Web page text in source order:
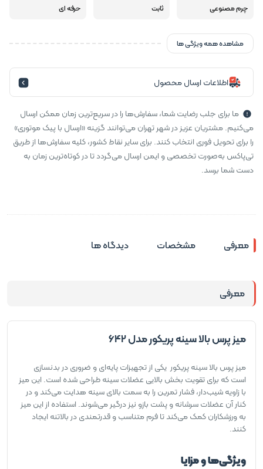
چرم مصنوعی
ثابت
حرفه ای
مشاهده همه ویژگی ها
اطلاعات ارسال محصول
ما برای جلب رضایت شما، سفارش‌ها را در سریع‌ترین زمان ممکن ارسال
می‌کنیم. مشتریان عزیز در شهر تهران می‌توانند گزینه «ارسال با پیک موتوری»
را برای تحویل فوری انتخاب کنند. برای سایر نقاط کشور، کلیه سفارش‌ها از طریق
تی‌پاکس به‌صورت تخصصی و ایمن ارسال می‌گردد تا در کوتاه‌ترین زمان به
دست شما برسد.
معرفی مشخصات دیدگاه ها
معرفی
میز پرس بالا سینه پریکور مدل 642
میز پرس بالا سینه پریکور یکی از تجهیزات پایه‌ای و ضروری در بدنسازی
است که برای تقویت بخش بالایی عضلات سینه طراحی شده است. این میز
با زاویه شیب‌دار، فشار تمرین را به سمت بالای سینه هدایت می‌کند و در
کنار آن عضلات سرشانه و پشت بازو نیز درگیر می‌شوند. استفاده از این میز
به ورزشکاران کمک می‌کند تا فرم متناسب و قدرتمندی در بالاتنه ایجاد
کنند.
ویژگی‌ها و مزایا